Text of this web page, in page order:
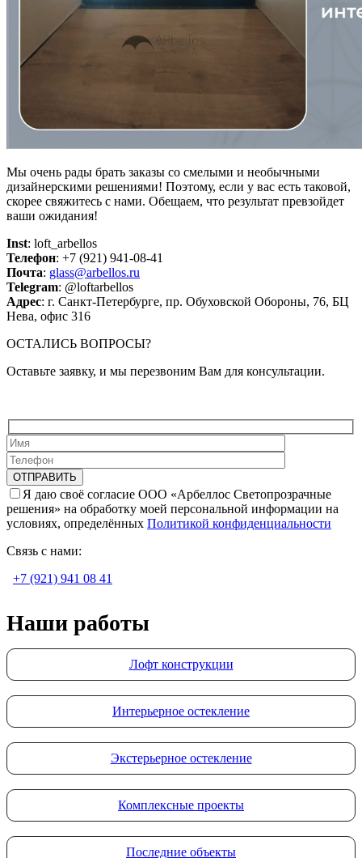
Мы очень рады брать заказы со смелыми и необычными
дизайнерскими решениями! Поэтому, если у вас есть таковой,
скорее свяжитесь с нами. Обещаем, что результат превзойдет
ваши ожидания!
Inst: loft_arbellos
Телефон: +7 (921) 941-08-41
Почта: glass@arbellos.ru
Telegram: @loftarbellos
Адрес: г. Санкт-Петербурге, пр. Обуховской Обороны, 76, БЦ
Нева, офис 316
ОСТАЛИСЬ ВОПРОСЫ?
Оставьте заявку, и мы перезвоним Вам для консультации.
Я даю своё согласие ООО «Арбеллос Светопрозрачные
решения» на обработку моей персональной информации на
условиях, определённых Политикой конфиденциальности
Связь с нами:
+7 (921) 941 08 41
Наши работы
Лофт конструкции
Интерьерное остекление
Экстерьерное остекление
Комплексные проекты
Последние объекты